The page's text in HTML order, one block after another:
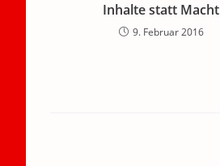
Inhalte statt Macht
9. Februar 2016